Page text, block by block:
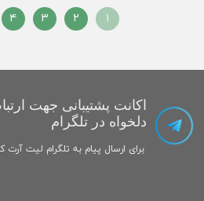
۱ ۲ ۳ ۴
اکانت پشتیبانی جهت
دلخواه در تلگرام
برای ارسال پیام به تلگرام لیت